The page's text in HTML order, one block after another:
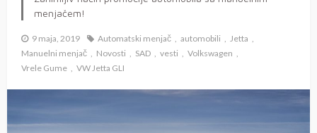
menjačem!
9 maja, 2019 Automatski menjač automobili
Jetta
Manuelni menjač
Novosti SAD vesti
Volkswagen
Vrele Gume
VW Jetta GLI